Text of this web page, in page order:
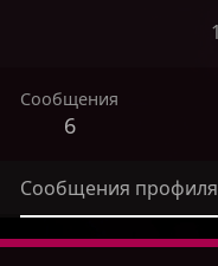
Сообщения
6
Сообщения профиля